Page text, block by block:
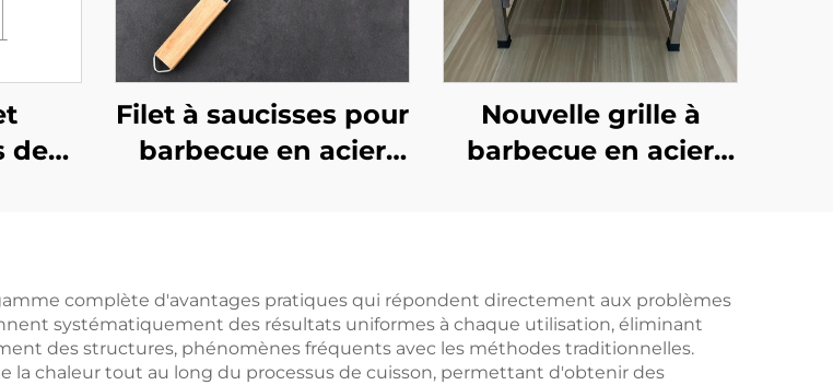
de
Filet à saucisses pour
barbecue en acier
portable pour
barbecue avec pince
Nouvelle grille à
barbecue en acier
extérieur, la cuisson
de viandes et de
poissons, avec grille
complète d'avantages pratiques qui répondent directement aux problèmes
systématiquement des résultats uniformes à chaque utilisation, éliminant
des structures, phénomènes fréquents avec les méthodes traditionnelles.
chaleur tout au long du processus de cuisson, permettant d'obtenir des